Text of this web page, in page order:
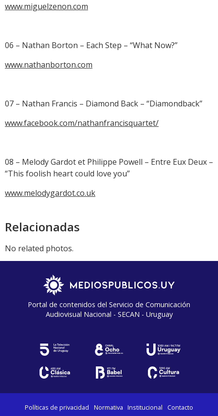
www.miguelzenon.com
06 – Nathan Borton – Each Step – “What Now?”
www.nathanborton.com
07 – Nathan Francis – Diamond Back – “Diamondback”
www.facebook.com/nathanfrancisquartet/
08 – Melody Gardot et Philippe Powell – Entre Eux Deux –
“This foolish heart could love you”
www.melodygardot.co.uk
Relacionadas
No related photos.
Portal de contenidos del Servicio de Comunicación
Audiovisual Nacional - SECAN - Uruguay
Políticas de privacidad Normativa Institucional Contacto